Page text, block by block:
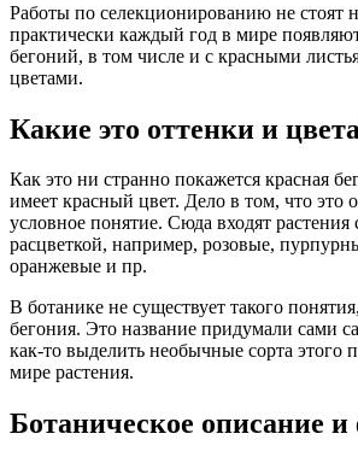
Работы по селекционированию не стоят
практически каждый год в мире
бегоний, в том числе и с красными
цветами.
Какие это оттенки и
Как это ни странно покажется красная
имеет красный цвет. Дело в том, что это
условное понятие. Сюда входят
расцветкой, например, розовые,
оранжевые и пр.
В ботанике не существует такого
бегония. Это название придумали сами
как-то выделить необычные сорта этого
мире растения.
Ботаническое описание и